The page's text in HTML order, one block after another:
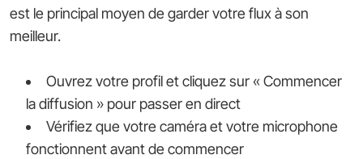
est le principal moyen de garder votre flux à son
meilleur.
Ouvrez votre profil et cliquez sur « Commencer
la diffusion » pour passer en direct
Vérifiez que votre caméra et votre microphone
fonctionnent avant de commencer